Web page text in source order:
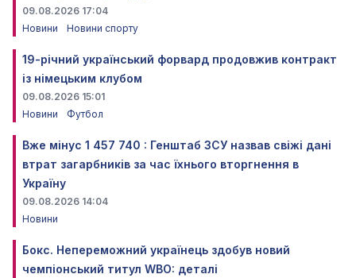
09.08.2026 17:04
Новини
Новини спорту
19-річний український форвард продовжив контракт
із німецьким клубом
09.08.2026 15:01
Новини
Футбол
Вже мінус 1 457 740 : Генштаб ЗСУ назвав свіжі дані
втрат загарбників за час їхнього вторгнення в
Україну
09.08.2026 14:04
Новини
Бокс. Непереможний українець здобув новий
чемпіонський титул WBO: деталі